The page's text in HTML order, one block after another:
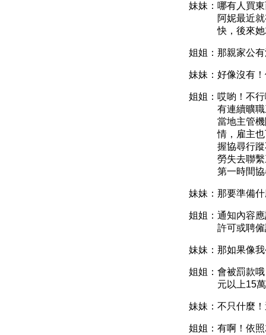
妹妹：哪有人買
阿妮最近
快，後來
姐姐：那親家公
妹妹：好像沒有
姐姐：哎喲！不
有連續曠
當地主管
情，雇主
握協尋行
勞失去聯
第一時間
妹妹：那要準備
姐姐： 通知內容
許可或聘
妹妹：那如果像
姐姐：會被罰款
元以上15
妹妹：不只什麼
姐姐：有啊！ 依